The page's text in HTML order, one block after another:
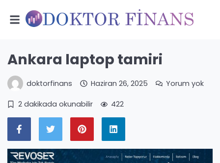
Ankara laptop tamiri
doktorfinans Haziran 26, 2025 Yorum yok
2 dakikada okunabilir 422